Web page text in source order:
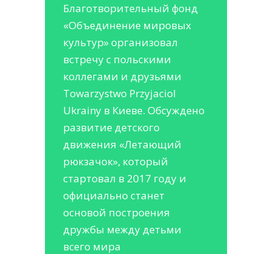
Благотворительный фонд
«Объединение мировых
культур» организовал
встречу с польскими
коллегами и друзьями
Towarzystwo Przyjaciol
Ukrainy в Киеве. Обсуждено
развитие детского
движения «Летающий
рюкзачок», который
стартовал в 2017 году и
официально станет
основой построения
дружбы между детьми
всего мира